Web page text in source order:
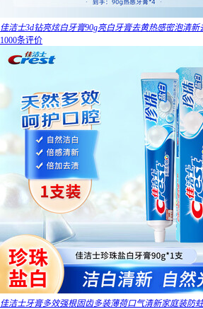
佳洁士3d钻亮炫白牙膏90g亮白牙膏去黄热感密泡清
1000条评价
佳洁士牙膏多效强根固齿多装薄荷口气清新家庭装防